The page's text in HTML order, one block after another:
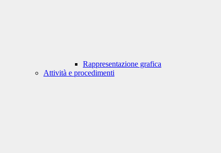
Rappresentazione grafica
Attività e procedimenti